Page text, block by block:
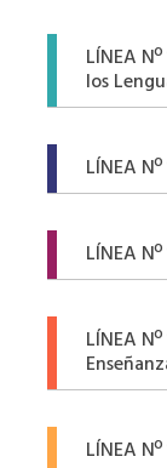
LÍNEA
los
LÍNEA
LÍNEA
LÍNEA
LÍNEA